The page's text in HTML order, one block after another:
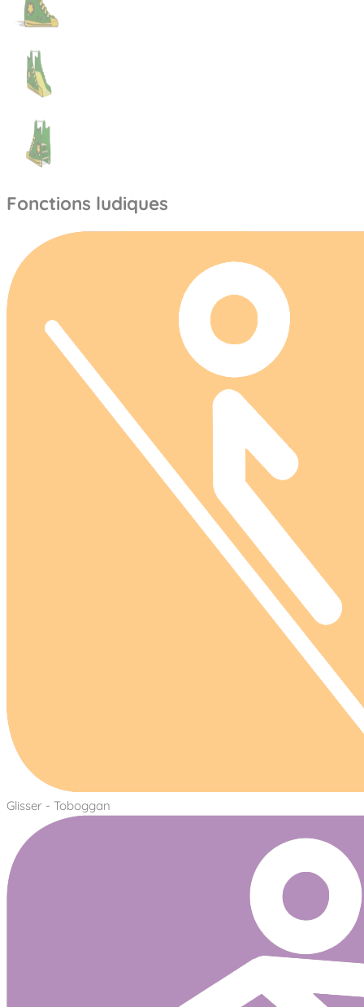
Fonctions ludiques
Glisser - Toboggan